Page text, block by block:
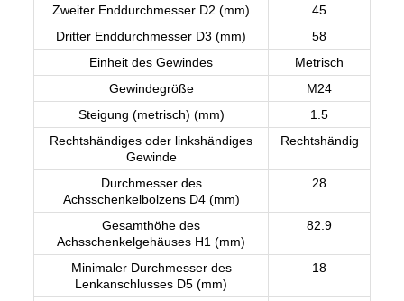
Zweiter Enddurchmesser D2 (mm)
45
Dritter Enddurchmesser D3 (mm)
58
Einheit des Gewindes
Metrisch
Gewindegröße
M24
Steigung (metrisch) (mm)
1.5
Rechtshändiges oder linkshändiges
Gewinde
Rechtshändig
Durchmesser des
Achsschenkelbolzens D4 (mm)
28
Gesamthöhe des
Achsschenkelgehäuses H1 (mm)
82.9
Minimaler Durchmesser des
Lenkanschlusses D5 (mm)
18